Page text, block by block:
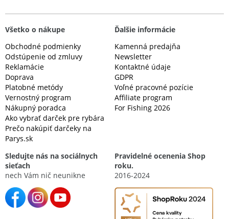
Všetko o nákupe
Obchodné podmienky
Odstúpenie od zmluvy
Reklamácie
Doprava
Platobné metódy
Vernostný program
Nákupný poradca
Ako vybrať darček pre rybára
Prečo nakúpiť darčeky na
Parys.sk
Ďalšie informácie
Kamenná predajňa
Newsletter
Kontaktné údaje
GDPR
Voľné pracovné pozície
Affiliate program
For Fishing 2026
Sledujte nás na sociálnych
sieťach
nech Vám nič neunikne
Pravidelné ocenenia Shop
roku.
2016-2024